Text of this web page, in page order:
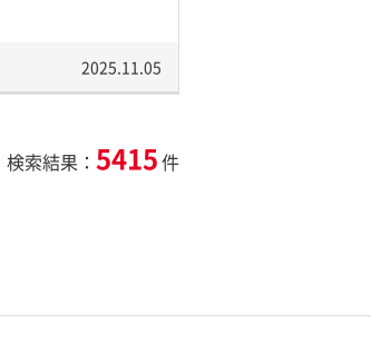
2025.11.05
検索結果： 5415件